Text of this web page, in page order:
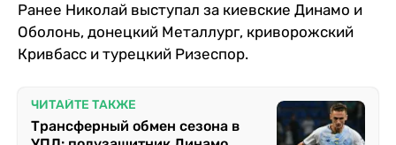
Ранее Николай выступал за киевские Динамо и
Оболонь, донецкий Металлург, криворожский
Кривбасс и турецкий Ризеспор.
ЧИТАЙТЕ ТАКЖЕ
Трансферный обмен сезона в